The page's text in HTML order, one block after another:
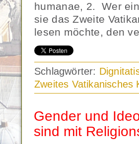
humanae, 2. Wer
sie das Zweite
lesen möchte, den
Schlagwörter:
Zweites Vatikanisches
Gender und
sind mit